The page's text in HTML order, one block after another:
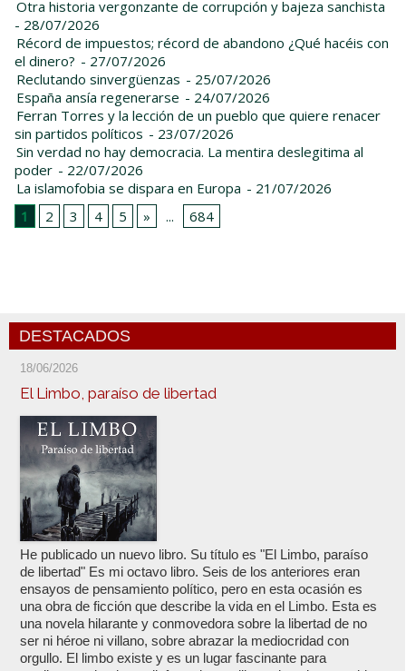
Otra historia vergonzante de corrupción y bajeza sanchista
- 28/07/2026
Récord de impuestos; récord de abandono ¿Qué hacéis con
el dinero? - 27/07/2026
Reclutando sinvergüenzas - 25/07/2026
España ansía regenerarse - 24/07/2026
Ferran Torres y la lección de un pueblo que quiere renacer
sin partidos políticos - 23/07/2026
Sin verdad no hay democracia. La mentira deslegitima al
poder - 22/07/2026
La islamofobia se dispara en Europa - 21/07/2026
1
2 3 4 5 » ... 684
DESTACADOS
18/06/2026
El Limbo, paraíso de libertad
He publicado un nuevo libro. Su título es "El Limbo, paraíso
de libertad" Es mi octavo libro. Seis de los anteriores eran
ensayos de pensamiento político, pero en esta ocasión es
una obra de ficción que describe la vida en el Limbo. Esta es
una novela hilarante y conmovedora sobre la libertad de no
ser ni héroe ni villano, sobre abrazar la mediocridad con
orgullo. El limbo existe y es un lugar fascinante para